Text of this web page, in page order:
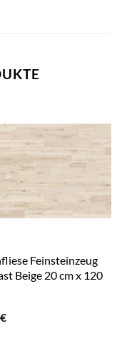
Feinsteinzeug
Beige 20 cm x 120
€